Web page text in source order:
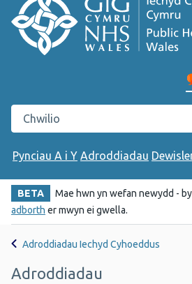
Chwilio gwefan Iechyd Cyhoeddus
Pynciau A i Y Adroddiadau
BETA
Mae hwn yn wefan newydd -
adborth er mwyn ei gwella.
Adroddiadau Iechyd Cyhoeddus
Adroddiadau